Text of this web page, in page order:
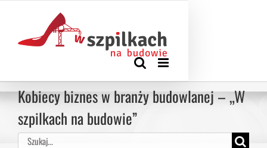
zawartości
Rejestracja Moje konto
Kobiecy biznes w branży budowlanej – „W
szpilkach na budowie”
Szukaj